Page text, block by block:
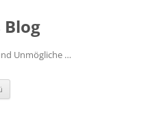
Blog
Unmögliche …